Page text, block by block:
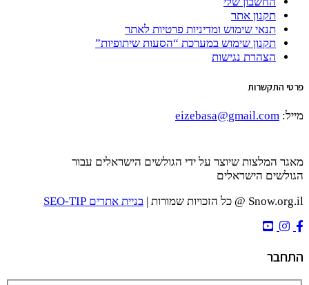
תקנון אתר
תנאי שימוש ומדיניות פרטיות לאתר
תקנון שימוש במערכת “הסעות שיתופיות”
הצהרת נגישות
פרטי התקשרות
מייל: eizebasa@gmail.com
מאגר המלצות שיוצר על ידי הגולשים הישראלים עבור
הגולשים הישראלים
Snow.org.il @ כל הזכויות שמורות |
בניית אתרים SEO-TIP
התחבר